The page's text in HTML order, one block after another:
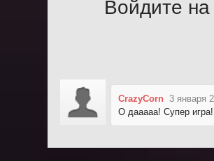
Войдите на
CrazyCorn 3 января
О дааааа! Супер